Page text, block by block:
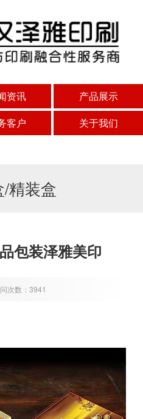
资讯
产品展示
客户
关于我们
精装盒
包装泽雅美印
次数：3941